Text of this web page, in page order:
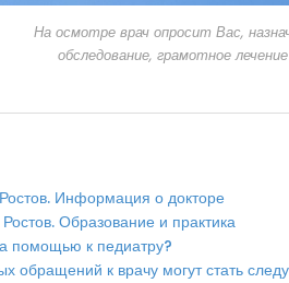
На осмотре врач опросит Вас,
обследование, грамотное лечение
Информация о докторе
Образование и практика
помощью к педиатру?
обращений к врачу могут стать